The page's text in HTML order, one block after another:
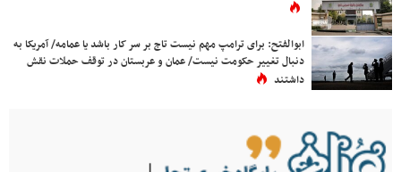
ابوالفتح: برای ترامپ مهم نیست تاج بر سر کار باشد یا عمامه/ آمریکا به
دنبال تغییر حکومت نیست/ عمان و عربستان در توقف حملات نقش
داشتند